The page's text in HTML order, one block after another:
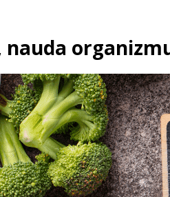
nauda